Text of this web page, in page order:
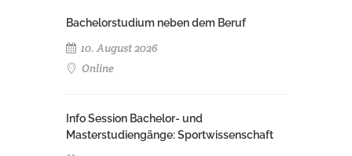
Bachelorstudium neben dem Beruf
10. August 2026
Online
Info Session Bachelor- und
Masterstudiengänge: Sportwissenschaft